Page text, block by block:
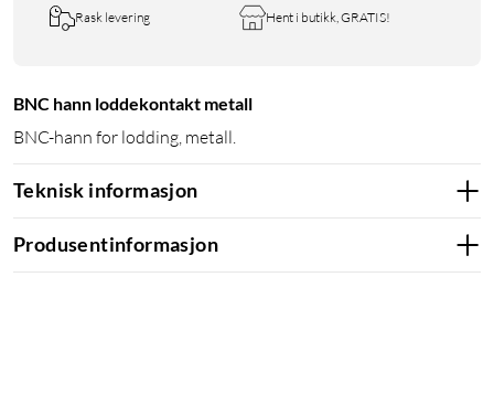
Rask levering Hent i butikk, GRATIS!
BNC hann loddekontakt metall
BNC-hann for lodding, metall.
Teknisk informasjon
Produsentinformasjon